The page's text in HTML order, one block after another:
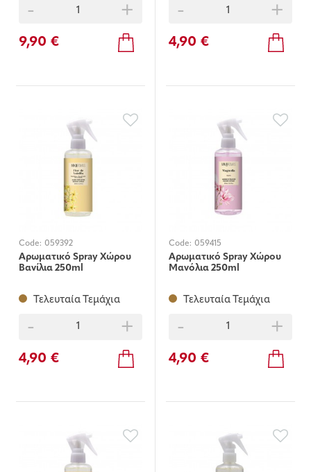
- +
9,90 €
- +
4,90 €
Code: 059392
Αρωματικό Spray Χώρου
Βανίλια 250ml
Τελευταία Τεμάχια
- +
4,90 €
Code: 059415
Αρωματικό Spray Χώρου
Μανόλια 250ml
Τελευταία Τεμάχια
- +
4,90 €